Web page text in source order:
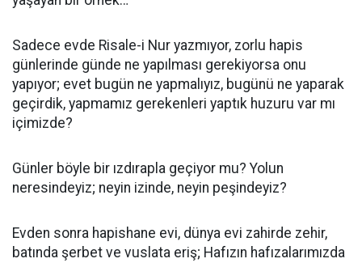
Sadece evde Risale-i Nur yazmıyor, zorlu hapis
günlerinde günde ne yapılması gerekiyorsa onu
yapıyor; evet bugün ne yapmalıyız, bugünü ne yaparak
geçirdik, yapmamız gerekenleri yaptık huzuru var mı
içimizde?
Günler böyle bir ızdırapla geçiyor mu? Yolun
neresindeyiz; neyin izinde, neyin peşindeyiz?
Evden sonra hapishane evi, dünya evi zahirde zehir,
batında şerbet ve vuslata eriş; Hafızın hafızalarımızda